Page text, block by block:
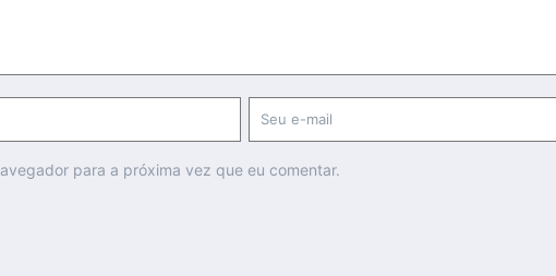
para a próxima vez que eu comentar.